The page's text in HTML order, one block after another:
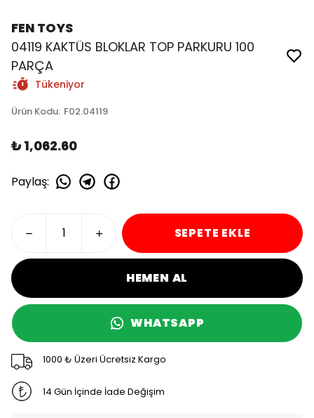
FEN TOYS
04119 KAKTÜS BLOKLAR TOP PARKURU 100
PARÇA
Tükeniyor
Ürün Kodu: F02.04119
₺ 1,062.60
Paylaş:
SEPETE EKLE
HEMEN AL
WHATSAPP
1000 ₺ Üzeri Ücretsiz Kargo
14 Gün İçinde İade Değişim